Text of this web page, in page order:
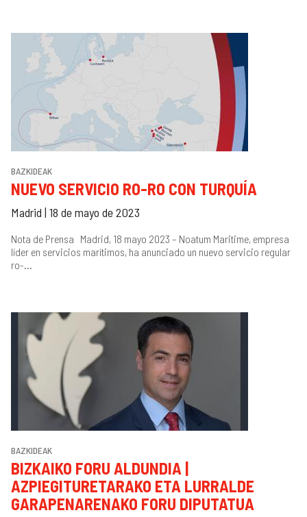
BAZKIDEAK
NUEVO SERVICIO RO-RO CON TURQUÍA
Madrid | 18 de mayo de 2023
Nota de Prensa Madrid, 18 mayo 2023 – Noatum Maritime, empresa
líder en servicios marítimos, ha anunciado un nuevo servicio regular
ro-...
BAZKIDEAK
BIZKAIKO FORU ALDUNDIA |
AZPIEGITURETARAKO ETA LURRALDE
GARAPENARENAKO FORU DIPUTATUA